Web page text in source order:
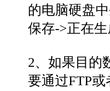
的电脑硬盘
保存->正在
2、如果目的
要通过FTP或